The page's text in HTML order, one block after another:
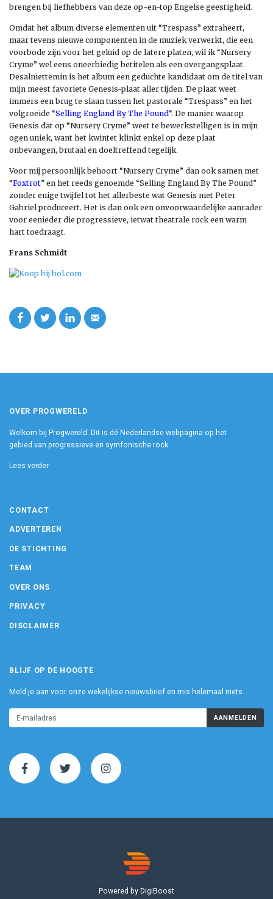
brengen bij liefhebbers van deze op-en-top Engelse geestigheid.
Omdat het album diverse elementen uit “Trespass” extraheert,
maar tevens nieuwe componenten in de muziek verwerkt, die een
voorbode zijn voor het geluid op de latere platen, wil ik “Nursery
Cryme” wel eens oneerbiedig betitelen als een overgangsplaat.
Desalniettemin is het album een geduchte kandidaat om de titel van
mijn meest favoriete Genesis-plaat aller tijden. De plaat weet
immers een brug te slaan tussen het pastorale “Trespass” en het
volgroeide “Selling England By The Pound“. De manier waarop
Genesis dat op “Nursery Cryme” weet te bewerkstelligen is in mijn
ogen uniek, want het kwintet klinkt enkel op deze plaat
onbevangen, brutaal en doeltreffend tegelijk.
Voor mij persoonlijk behoort “Nursery Cryme” dan ook samen met
“Foxtrot” en het reeds genoemde “Selling England By The Pound”
zonder enige twijfel tot het allerbeste wat Genesis met Peter
Gabriel produceert. Het is dan ook een onvoorwaardelijke aanrader
voor eenieder die progressieve, ietwat theatrale rock een warm
hart toedraagt.
Frans Schmidt
OVER PROGWERELD
Welkom bij Progwereld. Dit is dé Nederlandse webpagina op het
gebied van progressieve en symfonische rock.
Lees verder
CONTACT
ADVERTEREN
DE STICHTING
TEAM
OVER ONS
PRIVACY
DISCLAIMER
BLIJF OP DE HOOGTE
Meld je aan voor onze wekelijkse nieuwsbrief en mis helemaal niets.
AANMELDEN
Powered by DigiBoost